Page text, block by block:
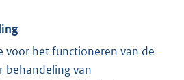
voor het functioneren van de
behandeling van